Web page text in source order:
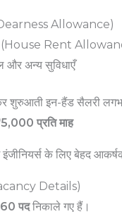
Allowance)
(House Rent
और अन्य सुविधाएँ
शुरुआती इन-हैंड सैलरी
प्रति माह
के लिए बेहद
Details)
60 पदनिकाले गए हैं।